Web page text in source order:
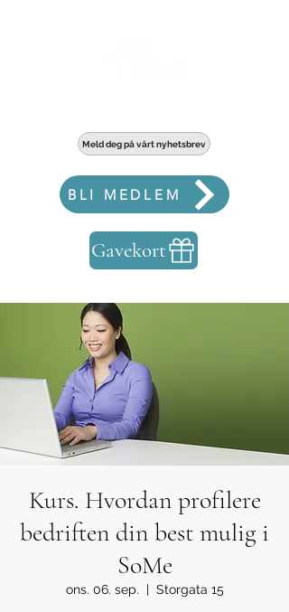
Meld deg på vårt nyhetsbrev
BLI MEDLEM
Gavekort
Kurs. Hvordan profilere
bedriften din best mulig i
SoMe
ons. 06. sep.
  |
Storgata 15